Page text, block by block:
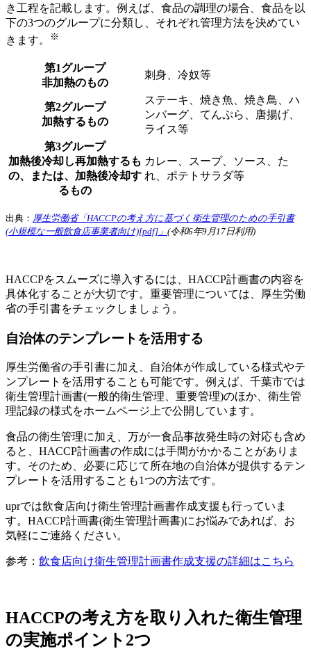
き工程を記載します。例えば、食品の調理の場合、食品を以
下の3つのグループに分類し、それぞれ管理方法を決めてい
きます。
※
第1グループ
非加熱のもの
刺身、冷奴等
第2グループ
加熱するもの
ステーキ、焼き魚、焼き鳥、ハ
ンバーグ、てんぷら、唐揚げ、
ライス等
第3グループ
加熱後冷却し再加熱するも
の、または、加熱後冷却す
るもの
カレー、スープ、ソース、た
れ、ポテトサラダ等
出典： 厚生労働省「HACCPの考え方に基づく衛生管理のための手引書
(小規模な一般飲食店事業者向け)[pdf]」 (令和6年9月17日利用)
HACCPをスムーズに導入するには、HACCP計画書の内容を
具体化することが大切です。重要管理については、厚生労働
省の手引書をチェックしましょう。
自治体のテンプレートを活用する
厚生労働省の手引書に加え、自治体が作成している様式やテ
ンプレートを活用することも可能です。例えば、千葉市では
衛生管理計画書(一般的衛生管理、重要管理)のほか、衛生管
理記録の様式をホームページ上で公開しています。
食品の衛生管理に加え、万が一食品事故発生時の対応も含め
ると、HACCP計画書の作成には手間がかかることがありま
す。そのため、必要に応じて所在地の自治体が提供するテン
プレートを活用することも1つの方法です。
uprでは飲食店向け衛生管理計画書作成支援も行っていま
す。HACCP計画書(衛生管理計画書)にお悩みであれば、お
気軽にご連絡ください。
参考： 飲食店向け衛生管理計画書作成支援の詳細はこちら
HACCPの考え方を取り入れた衛生管理
の実施ポイント2つ